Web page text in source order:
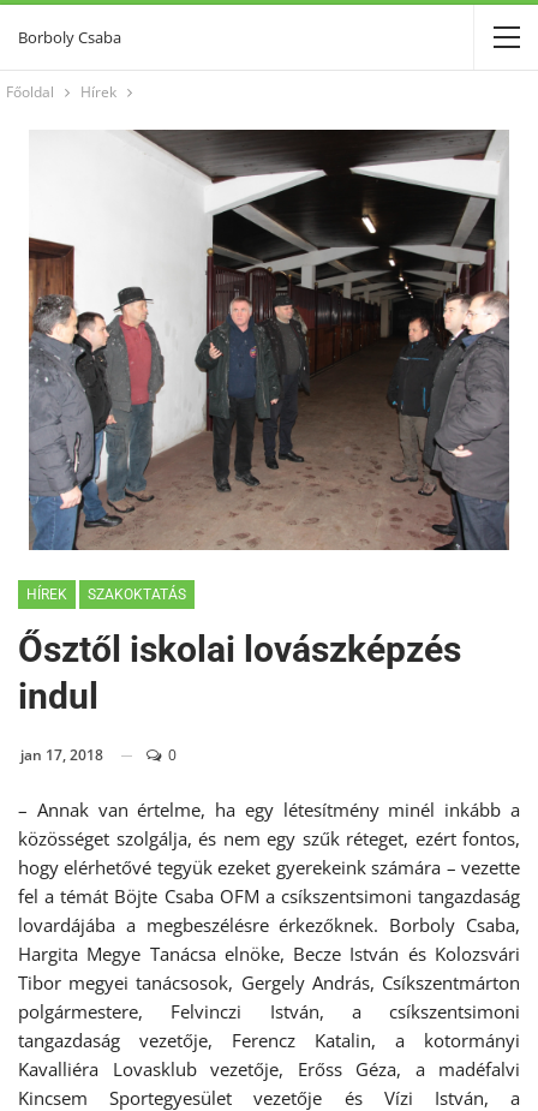
Borboly Csaba
Főoldal Hírek
HÍREK SZAKOKTATÁS
Ősztől iskolai lovászképzés
indul
jan 17, 2018 0
– Annak van értelme, ha egy létesítmény minél inkább a
közösséget szolgálja, és nem egy szűk réteget, ezért fontos,
hogy elérhetővé tegyük ezeket gyerekeink számára – vezette
fel a témát Böjte Csaba OFM a csíkszentsimoni tangazdaság
lovardájába a megbeszélésre érkezőknek. Borboly Csaba,
Hargita Megye Tanácsa elnöke, Becze István és Kolozsvári
Tibor megyei tanácsosok, Gergely András, Csíkszentmárton
polgármestere, Felvinczi István, a csíkszentsimoni
tangazdaság vezetője, Ferencz Katalin, a kotormányi
Kavalliéra Lovasklub vezetője, Erőss Géza, a madéfalvi
Kincsem Sportegyesület vezetője és Vízi István, a